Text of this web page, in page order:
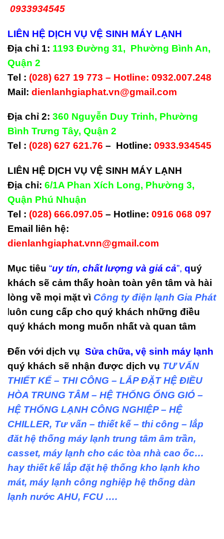
0933934545
LIÊN HỆ DỊCH VỤ VỆ SINH MÁY LẠNH
Địa chỉ 1: 1193 Đường 31, Phường Bình An,
Quận 2
Tel : (028) 627 19 773 – Hotline: 0932.007.248
Mail: dienlanhgiaphat.vn@gmail.com
Địa chỉ 2: 360 Nguyễn Duy Trinh, Phường
Bình Trưng Tây, Quận 2
Tel : (028) 627 621.76 – Hotline: 0933.934545
LIÊN HỆ DỊCH VỤ VỆ SINH MÁY LẠNH
Địa chỉ: 6/1A Phan Xích Long, Phường 3,
Quận Phú Nhuận
Tel : (028) 666.097.05 – Hotline: 0916 068 097
Email liên hệ:
dienlanhgiaphat.vnn@gmail.com
Mục tiêu “uy tín, chất lượng và giá cả”, quý
khách sẽ cảm thấy hoàn toàn yên tâm và hài
lòng về mọi mặt vì Công ty điện lạnh Gia Phát
uôn cung cấp cho quý khách những điều
quý khách mong muốn nhất và quan tâm
Đến với dịch vụ Sửa chữa, vệ sinh máy lạnh
quý khách sẽ nhận được dịch vụ TƯ VẤN
THIẾT KẾ – THI CÔNG – LẮP ĐẶT HỆ ĐIỀU
HÒA TRUNG TÂM – HỆ THỐNG ỐNG GIÓ –
HỆ THỐNG LẠNH CÔNG NGHIỆP – HỆ
CHILLER, Tư vấn – thiết kế – thi công – lắp
đăt hệ thống máy lạnh trung tâm âm trần,
casset, máy lạnh cho các tòa nhà cao ốc…
hay thiết kế lắp đặt hệ thống kho lạnh kho
mát, máy lạnh công nghiệp hệ thống dàn
lạnh nước AHU, FCU ….